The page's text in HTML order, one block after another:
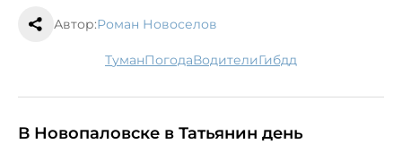
Автор:Роман Новоселов
туман погода водители гибдд
В Новопаловске в Татьянин день